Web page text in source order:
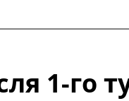
1-го